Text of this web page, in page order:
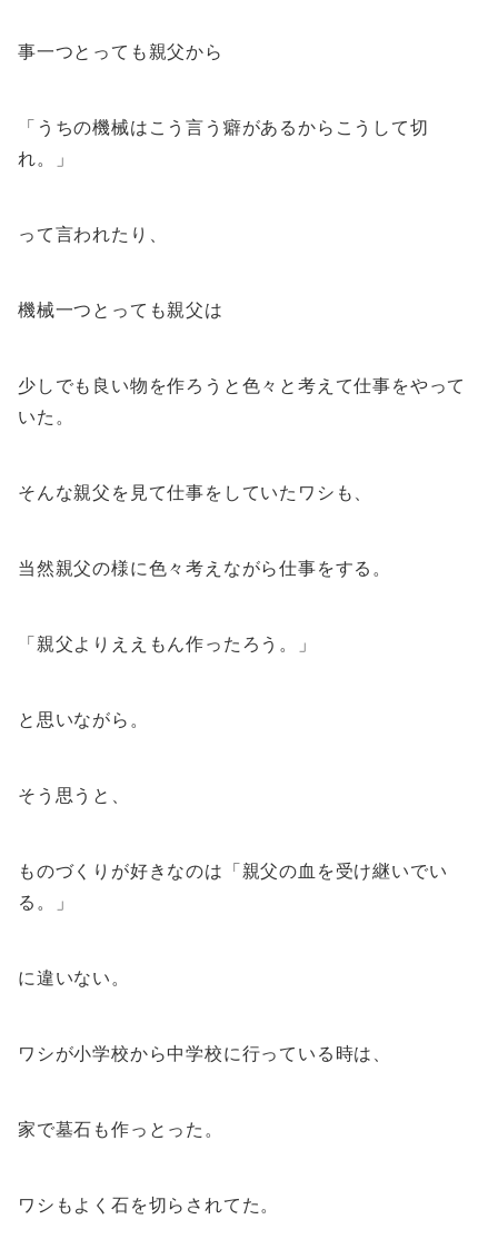
事一つとっても親父から
「うちの機械はこう言う癖があるからこうして切
れ。」
って言われたり、
機械一つとっても親父は
少しでも良い物を作ろうと色々と考えて仕事をやって
いた。
そんな親父を見て仕事をしていたワシも、
当然親父の様に色々考えながら仕事をする。
「親父よりええもん作ったろう。」
と思いながら。
そう思うと、
ものづくりが好きなのは「親父の血を受け継いでい
る。」
に違いない。
ワシが小学校から中学校に行っている時は、
家で墓石も作っとった。
ワシもよく石を切らされてた。